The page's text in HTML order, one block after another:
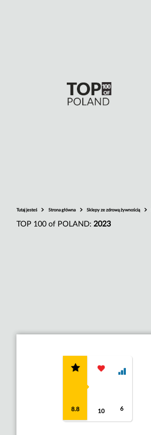
Tutaj jesteś Strona główna Sklepy ze zdrową żywnością
TOP 100 of POLAND: 2023
8.8 10 6